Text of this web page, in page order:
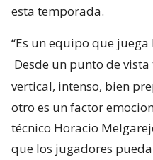
esta temporada.
“Es un equipo que
Desde un punto de
vertical, intenso, bien
otro es un factor
técnico Horacio
que los jugadores